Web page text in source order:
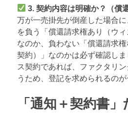
3. 契約内容は明確か？（償
万が一売掛先が倒産した場合
を負う「償還請求権あり（ウィ
なのか、負わない「償還請求
契約）」なのかは必ず確認し
ス契約であれば、ファクタリ
うため、登記を求められるのが
「通知＋契約書